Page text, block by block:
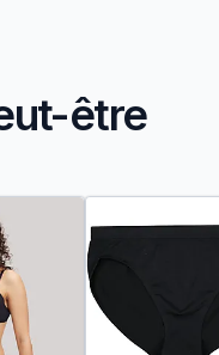
être